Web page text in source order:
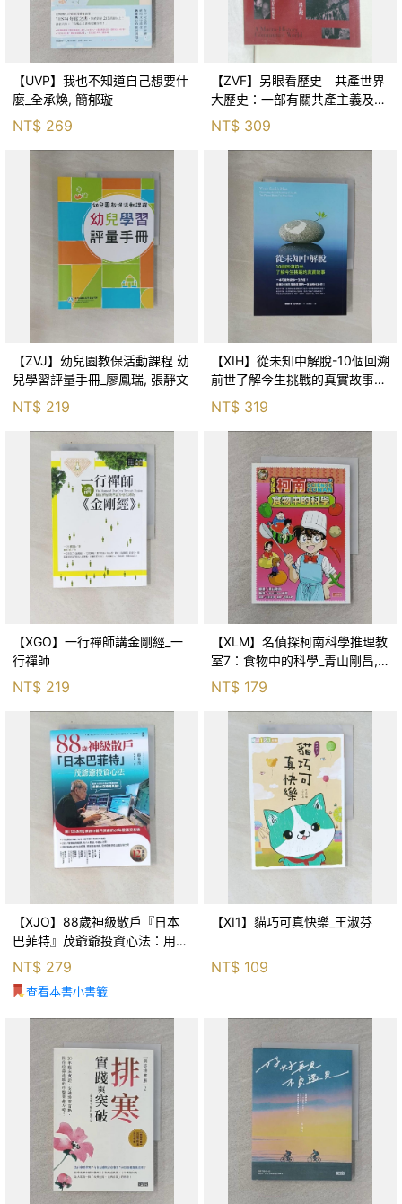
【UVP】我也不知道自己想要什
麼_全承煥, 簡郁璇
NT$ 269
【ZVF】另眼看歷史 共產世界
大歷史：一部有關共產主義及共
產黨兩百年的興衰史_呂正理
NT$ 309
【ZVJ】幼兒園教保活動課程 幼
兒學習評量手冊_廖鳳瑞, 張靜文
NT$ 219
【XIH】從未知中解脫-10個回溯
前世了解今生挑戰的真實故事_
羅伯特．舒
NT$ 319
【XGO】一行禪師講金剛經_一
行禪師
NT$ 219
【XLM】名偵探柯南科學推理教
室7：食物中的科學_青山剛昌,
NT$ 179
【XJO】88歲神級散戶『日本
巴菲特』茂爺爺投資心法：用
「126法則」滾出18億円資產的
69年股海交易術_藤本茂, 賴惠
鈴
NT$ 279
查看本書小書籤
【XI1】貓巧可真快樂_王淑芬
NT$ 109